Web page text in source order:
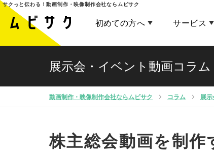
初めての方へ サービス
サクっと伝わる！動画制作・映像制作会社ならムビサク
展示会・イベント動画コラム
動画制作・映像制作会社ならムビサク コラム 展
株主総会動画を制